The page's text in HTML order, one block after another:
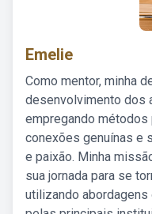
Emelie
Como mentor, minha
desenvolvimento dos
empregando
conexões genuínas e
e paixão. Minha
sua jornada para se
utilizando